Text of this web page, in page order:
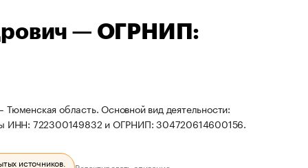
— ОГРНИП:
область. Основной вид деятельности:
ИНН: 722300149832 и ОГРНИП: 304720614600156.
источников.